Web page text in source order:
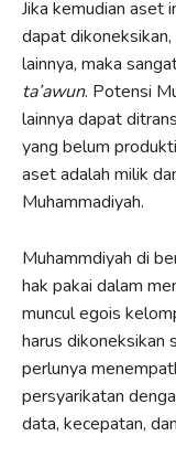
Jika kemudian aset
dapat
lainnya, maka
ta’awun. Potensi
lainnya dapat
yang belum
aset adalah milik
Muhammadiyah.
Muhammdiyah di
hak pakai dalam
muncul egois
harus dikoneksikan
perlunya
persyarikatan
data, kecepatan,